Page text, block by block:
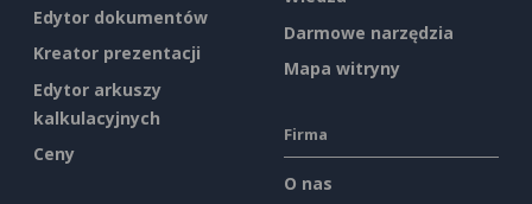
Edytor dokumentów
Kreator prezentacji
Edytor arkuszy
kalkulacyjnych
Ceny
Darmowe narzędzia
Mapa witryny
Firma
O nas